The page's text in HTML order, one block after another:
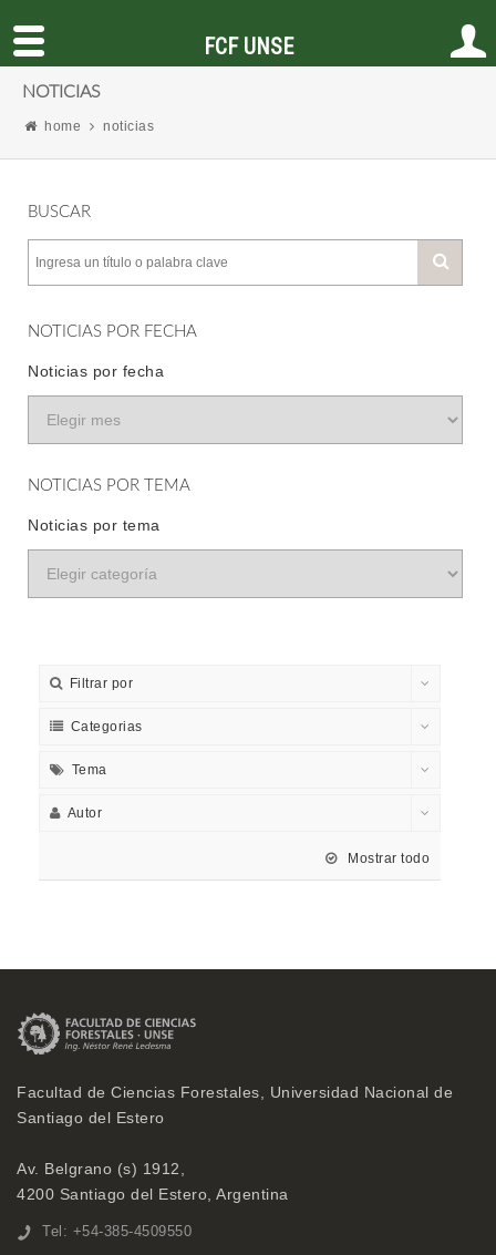
NOTICIAS
home noticias
BUSCAR
NOTICIAS POR FECHA
Noticias por fecha
NOTICIAS POR TEMA
Noticias por tema
Filtrar por
Categorias
Tema
Autor
Mostrar todo
Facultad de Ciencias Forestales, Universidad Nacional de
Santiago del Estero
Av. Belgrano (s) 1912,
4200 Santiago del Estero, Argentina
Tel: +54-385-4509550
FCF UNSE